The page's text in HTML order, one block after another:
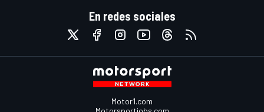
En redes sociales
Motor1.com